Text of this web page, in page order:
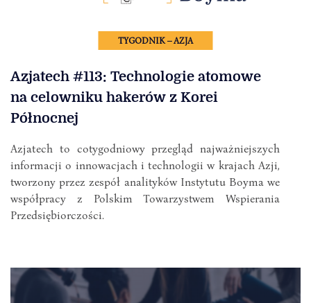
TYGODNIK – AZJA
Azjatech #113: Technologie atomowe
na celowniku hakerów z Korei
Północnej
Azjatech to cotygodniowy przegląd najważniejszych
informacji o innowacjach i technologii w krajach Azji,
tworzony przez zespół analityków Instytutu Boyma we
współpracy z Polskim Towarzystwem Wspierania
Przedsiębiorczości.